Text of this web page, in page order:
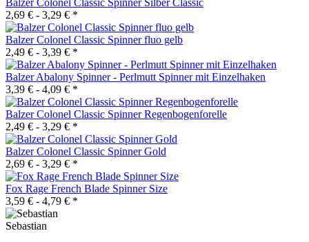
Balzer Colonel Classic Spinner Silber Classic
2,69 € - 3,29 € *
Balzer Colonel Classic Spinner fluo gelb
2,49 € - 3,39 € *
Balzer Abalony Spinner - Perlmutt Spinner mit Einzelhaken
3,39 € - 4,09 € *
Balzer Colonel Classic Spinner Regenbogenforelle
2,49 € - 3,29 € *
Balzer Colonel Classic Spinner Gold
2,69 € - 3,29 € *
Fox Rage French Blade Spinner Size
3,59 € - 4,79 € *
Sebastian